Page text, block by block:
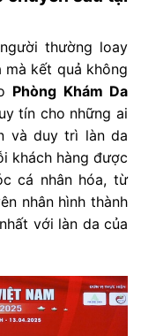
thường loay
kết quả không
Phòng Khám Da
tín cho những ai
và duy trì làn da
khách hàng được
cá nhân hóa, từ
nhân hình thành
với làn da của